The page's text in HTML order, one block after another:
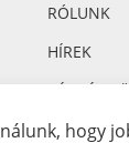
RÓLUNK
HÍREK
KÉRDÉS
hogy